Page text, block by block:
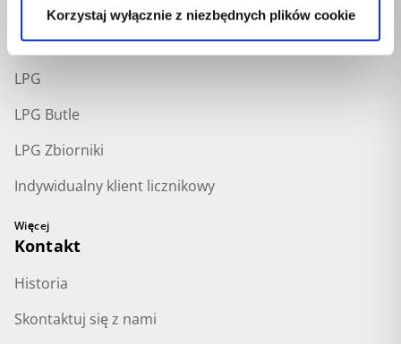
Korzystaj wyłącznie z niezbędnych plików cookie
Rozwiązania
Przedsiębiorstwa
LPG
LPG Butle
LPG Zbiorniki
Indywidualny klient licznikowy
Więcej
Kontakt
Historia
Skontaktuj się z nami